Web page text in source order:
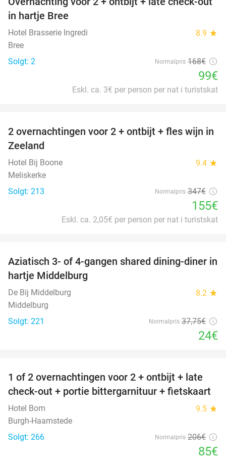
41%
DAG
in hartje Bree
Hotel Brasserie Ingredi 8.9 star
Bree
Solgt: 2
Normalpris 168€
99€
Eskl. ca. 3€ per person per nat i turistskat
55%
2 overnachtingen voor 2 + ontbijt + fles wijn in
Zeeland
Hotel Bij Boone 9.4 star
Meliskerke
Solgt: 213
Normalpris 347€
155€
Eskl. ca. 2,05€ per person per nat i turistskat
36%
Aziatisch 3- of 4-gangen shared dining-diner in
hartje Middelburg
De Bij Middelburg 8.2 star
Middelburg
Solgt: 221
Normalpris 37,75€
24€
59%
1 of 2 overnachtingen voor 2 + ontbijt + late
check-out + portie bittergarnituur + fietskaart
Hotel Bom 9.5 star
Burgh-Haamstede
Solgt: 266
Normalpris 206€
85€